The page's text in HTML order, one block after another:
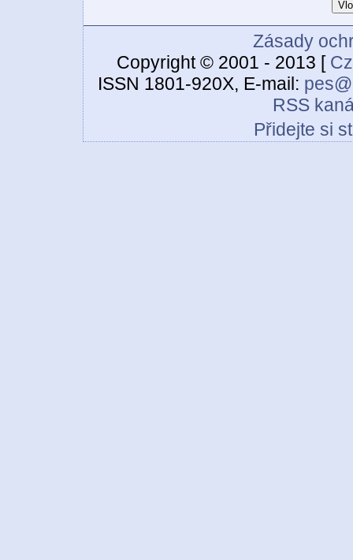
Zásady
Copyright © 2001 - 2013 [
ISSN 1801-920X, E-mail:
RSS
Přidejte si